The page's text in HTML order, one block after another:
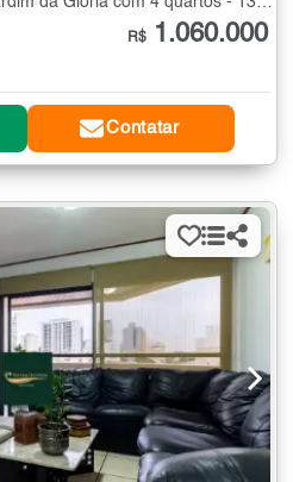
R$ 1.060.000
Contatar